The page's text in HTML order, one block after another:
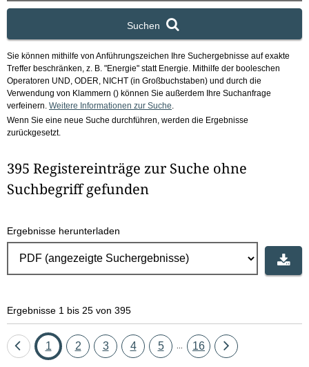
x
Suchen
Sie können mithilfe von Anführungszeichen Ihre Suchergebnisse auf exakte
Treffer beschränken, z. B. "Energie" statt Energie. Mithilfe der booleschen
Operatoren UND, ODER, NICHT (in Großbuchstaben) und durch die
Verwendung von Klammern () können Sie außerdem Ihre Suchanfrage
verfeinern. Weitere Informationen zur Suche
Wenn Sie eine neue Suche durchführen, werden die Ergebnisse
zurückgesetzt.
395 Registereinträge zur Suche ohne
Suchbegriff gefunden
Ergebnisse herunterladen
Ergebnisse 1 bis 25 von 395
EineSeite
1 Seite
2 Seite
3 Seite
4 Seite
5 Seite
16
Eine